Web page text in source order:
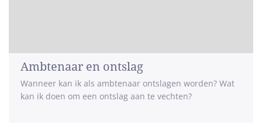
Ambtenaar en ontslag
Wanneer kan ik als ambtenaar ontslagen worden? Wat
kan ik doen om een ontslag aan te vechten?